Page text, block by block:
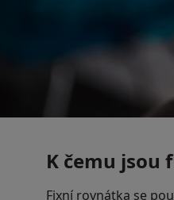
K čemu jsou
Fixní rovnátka se